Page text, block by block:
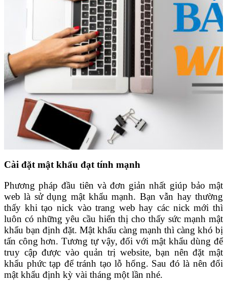
Cài đặt mật khẩu đạt tính mạnh
Phương pháp đầu tiên và đơn giản nhất giúp bảo mật
web là sử dụng mật khẩu mạnh. Bạn vẫn hay thường
thấy khi tạo nick vào trang web hay các nick mới thì
luôn có những yêu cầu hiển thị cho thấy sức mạnh mật
khẩu bạn định đặt. Mật khẩu càng mạnh thì càng khó bị
tấn công hơn. Tương tự vậy, đối với mật khẩu dùng để
truy cập được vào quản trị website, bạn nên đặt mật
khẩu phức tạp để tránh tạo lỗ hổng. Sau đó là nên đổi
mật khẩu định kỳ vài tháng một lần nhé.